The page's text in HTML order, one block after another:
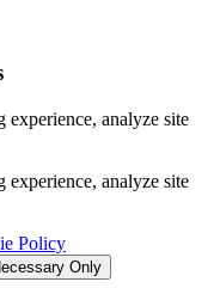
experience, analyze site
experience, analyze site
Policy
Only